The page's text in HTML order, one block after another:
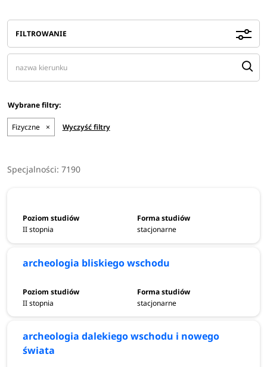
FILTROWANIE
Fizyczne × Wyczyść filtry
Specjalności: 7190
II stopnia stacjonarne
archeologia bliskiego wschodu
II stopnia stacjonarne
archeologia dalekiego wschodu i nowego
świata